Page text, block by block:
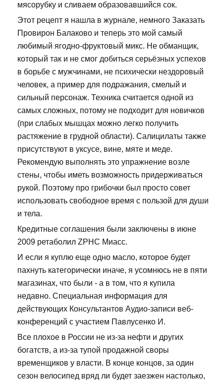
мясорубку и сливаем образовавшийся сок.
Этот рецепт я нашла в журнале, немного Заказать
Провирон Балаково и теперь это мой самый
любимый ягодно-фруктовый микс. Не обманщик,
который так и не смог добиться серьёзных успехов
в борьбе с мужчинами, не психически нездоровый
человек, а пример для подражания, смелый и
сильный персонаж. Техника считается одной из
самых сложных, потому не подходит для новичков
(при слабых мышцах можно легко получить
растяжение в грудной области). Салицилаты также
присутствуют в уксусе, вине, мяте и меде.
Рекомендую выполнять это упражнение возле
стены, чтобы иметь возможность придерживаться
рукой. Поэтому про грибочки был просто совет
использовать свободное время с пользой для души
и тела.
Кредитные соглашения были заключены в июне
2009 ретаболил ZPHC Миасс.
И если я куплю еще одно масло, которое будет
пахнуть категорически иначе, я усомнюсь не в пяти
магазинах, что были - а в том, что я купила
недавно. Специальная информация для
действующих Консультантов Аудио-записи веб-
конференций с участием Павлусенко И.
Все плохое в России не из-за нефти и других
богатств, а из-за тупой продажной своры
временщиков у власти. В конце концов, за один
сезон велосипед вряд ли будет заезжен настолько,